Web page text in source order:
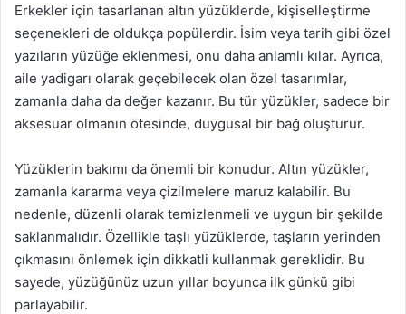
Erkekler için tasarlanan altın yüzüklerde, kişiselleştirme
seçenekleri de oldukça popülerdir. İsim veya tarih gibi özel
yazıların yüzüğe eklenmesi, onu daha anlamlı kılar. Ayrıca,
aile yadigarı olarak geçebilecek olan özel tasarımlar,
zamanla daha da değer kazanır. Bu tür yüzükler, sadece bir
aksesuar olmanın ötesinde, duygusal bir bağ oluşturur.
Yüzüklerin bakımı da önemli bir konudur. Altın yüzükler,
zamanla kararma veya çizilmelere maruz kalabilir. Bu
nedenle, düzenli olarak temizlenmeli ve uygun bir şekilde
saklanmalıdır. Özellikle taşlı yüzüklerde, taşların yerinden
çıkmasını önlemek için dikkatli kullanmak gereklidir. Bu
sayede, yüzüğünüz uzun yıllar boyunca ilk günkü gibi
parlayabilir.